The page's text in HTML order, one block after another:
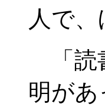
人で
「読
明が